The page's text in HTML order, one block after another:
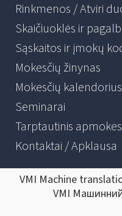
Rinkmenos / Atviri
Skaičiuoklės ir
Sąskaitos ir įmokų
Mokesčių žinynas
Mokesčių kalendorius
Seminarai
Tarptautinis
Kontaktai / Apklausa
VMI Machine
VMI